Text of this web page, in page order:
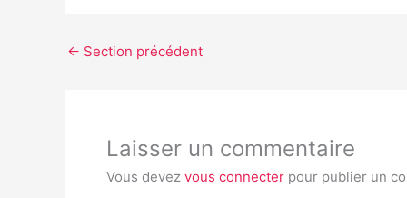
← Section précédent
Laisser un commentaire
Vous devez vous connecter pour publier un